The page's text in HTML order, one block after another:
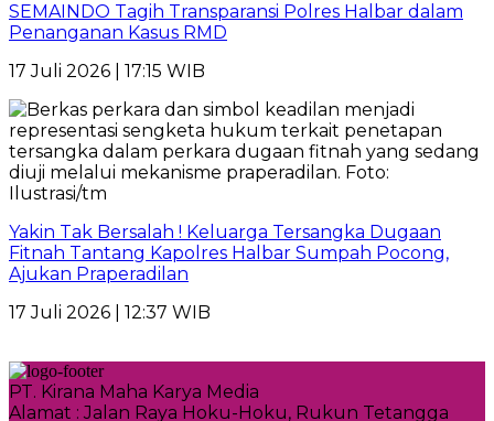
SEMAINDO Tagih Transparansi Polres Halbar dalam
Penanganan Kasus RMD
17 Juli 2026 | 17:15 WIB
Yakin Tak Bersalah ! Keluarga Tersangka Dugaan
Fitnah Tantang Kapolres Halbar Sumpah Pocong,
Ajukan Praperadilan
17 Juli 2026 | 12:37 WIB
PT. Kirana Maha Karya Media
Alamat : Jalan Raya Hoku-Hoku, Rukun Tetangga